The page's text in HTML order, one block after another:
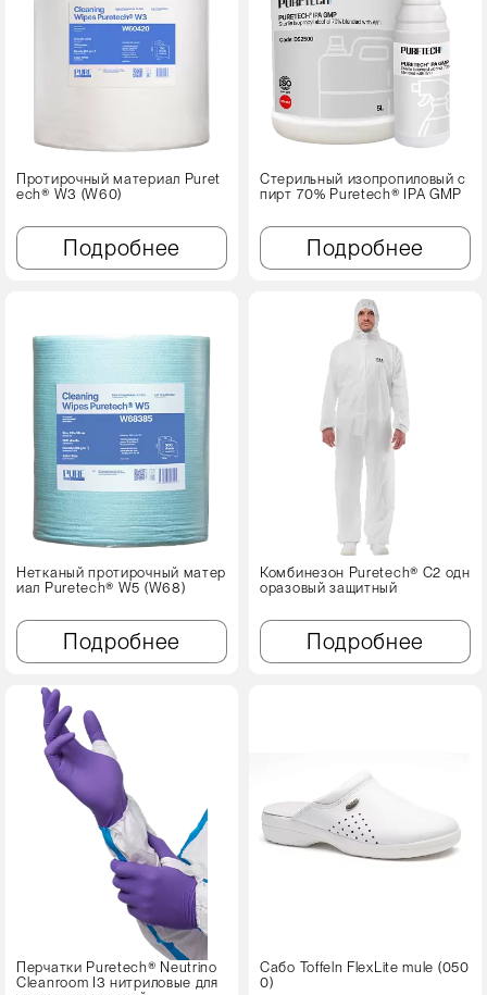
Протирочный материал Puret
ech® W3 (W60)
Подробнее
Стерильный изопропиловый с
пирт 70% Puretech® IPA GMP
Подробнее
Нетканый протирочный матер
иал Puretech® W5 (W68)
Подробнее
Комбинезон Puretech® C2 одн
оразовый защитный
Подробнее
Перчатки Puretech® Neutrino
Cleanroom I3 нитриловые для
Сабо Toffeln FlexLite mule (050
0)